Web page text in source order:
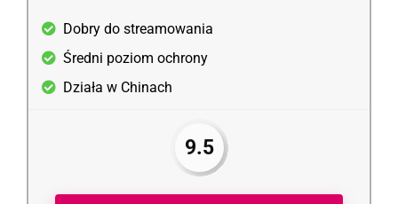
Dobry do streamowania
Średni poziom ochrony
Działa w Chinach
9.5